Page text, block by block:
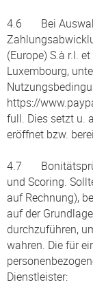
4.6 Bei
(Europe) S.à r.l.
Luxembourg,
https://
full. Dies setzt u.
eröffnet bzw.
4.7
und Scoring.
auf Rechnung),
auf der
durchzuführen,
wahren. Die für
Dienstleister: